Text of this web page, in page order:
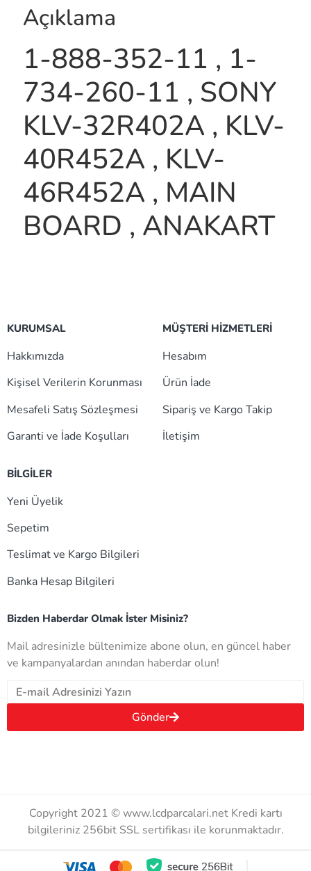
Açıklama
1-888-352-11 , 1-
734-260-11 , SONY
KLV-32R402A , KLV-
40R452A , KLV-
46R452A , MAIN
BOARD , ANAKART
KURUMSAL
Hakkımızda
Kişisel Verilerin Korunması
Mesafeli Satış Sözleşmesi
Garanti ve İade Koşulları
MÜŞTERİ HİZMETLERİ
Hesabım
Ürün İade
Sipariş ve Kargo Takip
İletişim
BİLGİLER
Yeni Üyelik
Sepetim
Teslimat ve Kargo Bilgileri
Banka Hesap Bilgileri
Bizden Haberdar Olmak İster Misiniz?
Mail adresinizle bültenimize abone olun, en güncel haber
ve kampanyalardan anından haberdar olun!
Gönder
Copyright 2021 © www.lcdparcalari.net Kredi kartı
bilgileriniz 256bit SSL sertifikası ile korunmaktadır.